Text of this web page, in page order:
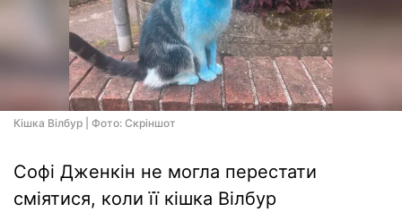
Кішка Вілбур | Фото: Скріншот
Софі Дженкін не могла перестати
сміятися, коли її кішка Вілбур